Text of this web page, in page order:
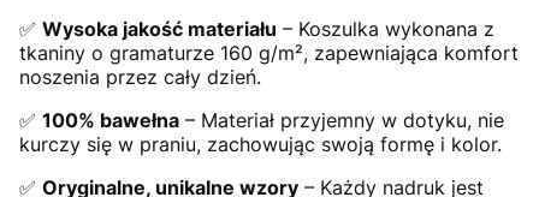
✅ Wysoka jakość materiału – Koszulka wykonana z
tkaniny o gramaturze 160 g/m², zapewniająca komfort
noszenia przez cały dzień.
✅ 100% bawełna – Materiał przyjemny w dotyku, nie
kurczy się w praniu, zachowując swoją formę i kolor.
✅ Oryginalne, unikalne wzory – Każdy nadruk jest